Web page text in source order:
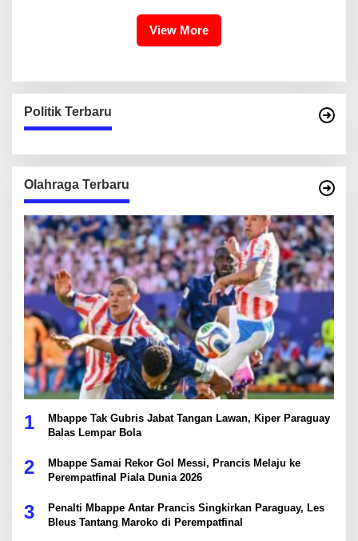
View More
Politik Terbaru
Olahraga Terbaru
1
Mbappe Tak Gubris Jabat Tangan Lawan, Kiper Paraguay
Balas Lempar Bola
2
Mbappe Samai Rekor Gol Messi, Prancis Melaju ke
Perempatfinal Piala Dunia 2026
3
Penalti Mbappe Antar Prancis Singkirkan Paraguay, Les
Bleus Tantang Maroko di Perempatfinal